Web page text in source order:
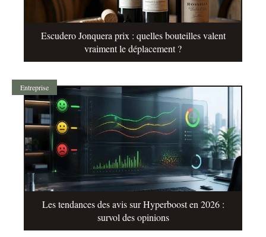
Escudero Jonquera prix : quelles bouteilles valent
vraiment le déplacement ?
Entreprise
Les tendances des avis sur Hyperboost en 2026 :
survol des opinions